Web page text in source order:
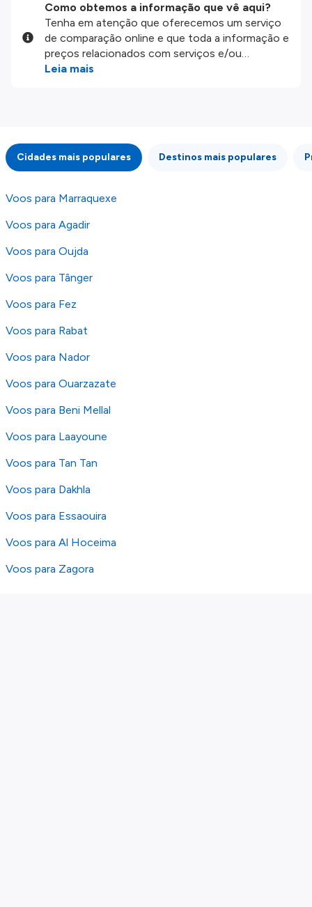
Como obtemos a informação que vê aqui?
Tenha em atenção que oferecemos um serviço
de comparação online e que toda a informação e
preços relacionados com serviços e/ou
produtos disponíveis no nosso website são
integridade ou pela precisão da informação
publicada, por isso verifique com atenção todas
as condições no website do parceiro antes de
fazer uma reserva. Para mais detalhes verifique
os nossosTermos e Condições
Leia mais
Cidades mais populares Destinos mais populares
Voos para Marraquexe
Voos para Agadir
Voos para Oujda
Voos para Tânger
Voos para Fez
Voos para Rabat
Voos para Nador
Voos para Ouarzazate
Voos para Beni Mellal
Voos para Laayoune
Voos para Tan Tan
Voos para Dakhla
Voos para Essaouira
Voos para Al Hoceima
Voos para Zagora